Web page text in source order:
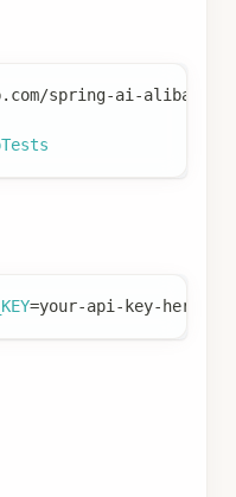
spring-ai-alibaba/
=your-api-key-here